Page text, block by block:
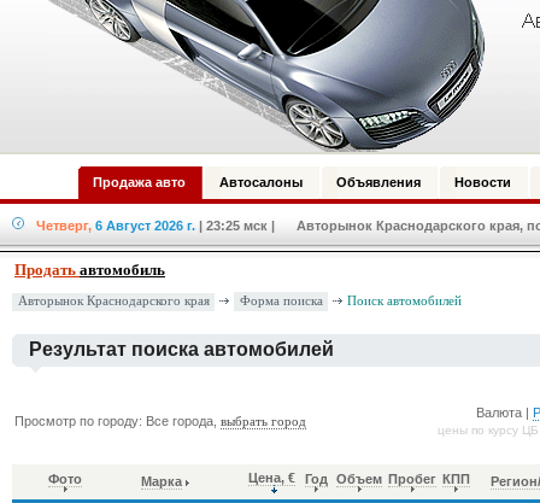
Продажа авто Автосалоны Объявления Новости
Четверг, 6 Август 2026 г. | 23:25 мск | Авторынок Краснодарского края,
Продать автомобиль
Авторынок Краснодарского края Форма поиска Поиск автомобилей
Результат поиска автомобилей
Просмотр по городу: Все города,выбрать город
Валюта |
цены по курсу
Фото Марка Цена, € Год Объем Пробег КПП